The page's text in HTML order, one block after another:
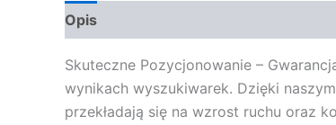
Opis
Skuteczne Pozycjonowanie –
wynikach wyszukiwarek. Dzięki
przekładają się na wzrost ruchu oraz